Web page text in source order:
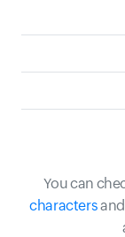
You can
characters